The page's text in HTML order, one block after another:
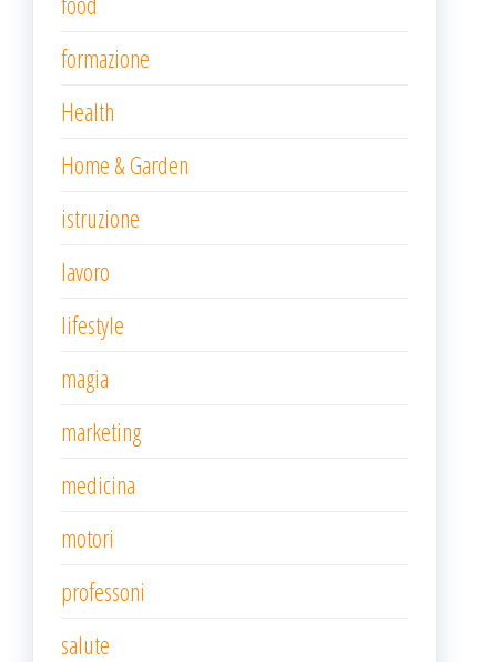
formazione
Health
Home & Garden
istruzione
lavoro
lifestyle
magia
marketing
medicina
motori
professoni
salute